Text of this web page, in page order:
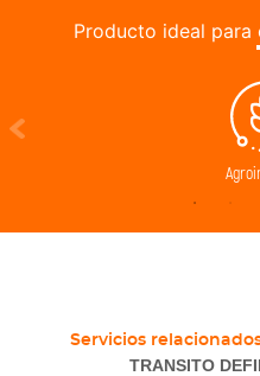
Producto ideal
Servicios
TRANSITO